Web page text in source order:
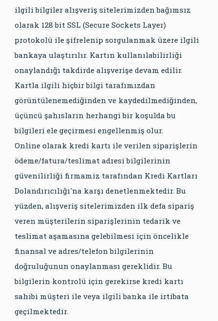
ilgili bilgiler alışveriş sitelerimizden bağımsız
olarak 128 bit SSL (Secure Sockets Layer)
protokolü ile şifrelenip sorgulanmak üzere ilgili
bankaya ulaştırılır. Kartın kullanılabilirliği
onaylandığı takdirde alışverişe devam edilir.
Kartla ilgili hiçbir bilgi tarafımızdan
görüntülenemediğinden ve kaydedilmediğinden,
üçüncü şahısların herhangi bir koşulda bu
bilgileri ele geçirmesi engellenmiş olur.
Online olarak kredi kartı ile verilen siparişlerin
ödeme/fatura/teslimat adresi bilgilerinin
güvenilirliği firmamiz tarafından Kredi Kartları
Dolandırıcılığı'na karşı denetlenmektedir. Bu
yüzden, alışveriş sitelerimizden ilk defa sipariş
veren müşterilerin siparişlerinin tedarik ve
teslimat aşamasına gelebilmesi için öncelikle
finansal ve adres/telefon bilgilerinin
doğruluğunun onaylanması gereklidir. Bu
bilgilerin kontrolü için gerekirse kredi kartı
sahibi müşteri ile veya ilgili banka ile irtibata
geçilmektedir.